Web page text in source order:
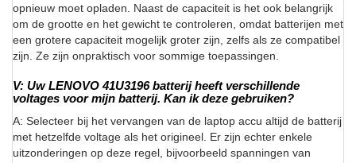
opnieuw moet opladen. Naast de capaciteit is het ook belangrijk
om de grootte en het gewicht te controleren, omdat batterijen met
een grotere capaciteit mogelijk groter zijn, zelfs als ze compatibel
zijn. Ze zijn onpraktisch voor sommige toepassingen.
V: Uw LENOVO 41U3196 batterij heeft verschillende
voltages voor mijn batterij. Kan ik deze gebruiken?
A: Selecteer bij het vervangen van de laptop accu altijd de batterij
met hetzelfde voltage als het origineel. Er zijn echter enkele
uitzonderingen op deze regel, bijvoorbeeld spanningen van